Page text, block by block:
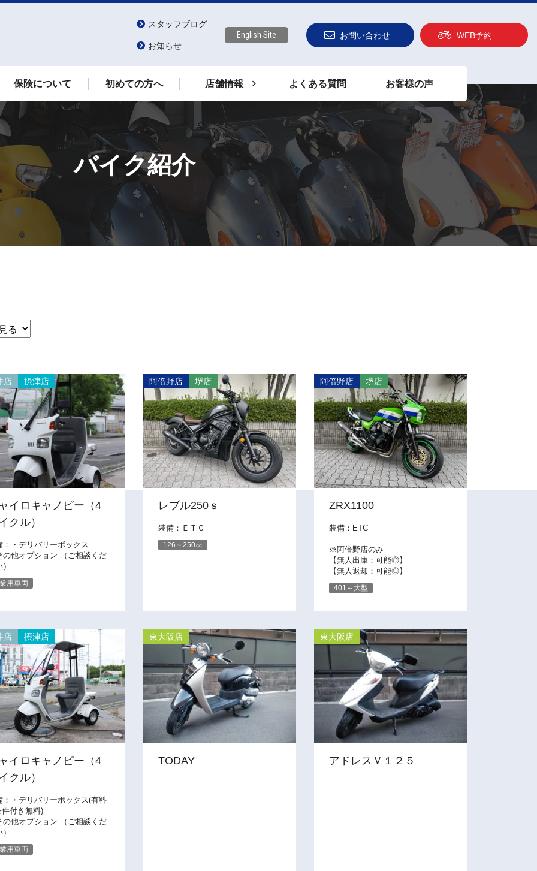
スタッフブログ
お知らせ
English Site お問い合わせ WEB予約
保険について 初めての方へ 店舗情報 よくある質問 お客様の声
バイク紹介
店 摂津店
イロキャノピー（4
クル）
：・デリバリーボックス
の他オプション （ご相談くだ
用車両
阿倍野店 堺店
レブル250ｓ
装備：ＥＴＣ
126～250㏄
阿倍野店 堺店
ZRX1100
装備：ETC
※阿倍野店のみ
【無人出庫：可能◎】
【無人返却：可能◎】
401～大型
店 摂津店
イロキャノピー（4
クル）
：・デリバリーボックス(有料
件付き無料)
の他オプション （ご相談くだ
用車両
東大阪店
TODAY
東大阪店
アドレスＶ１２５
お問い合わせ
WEB予約